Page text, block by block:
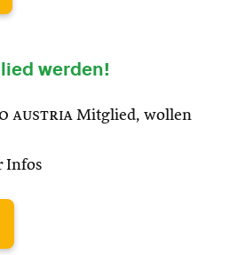
werden!
austria Mitglied, wollen
Infos